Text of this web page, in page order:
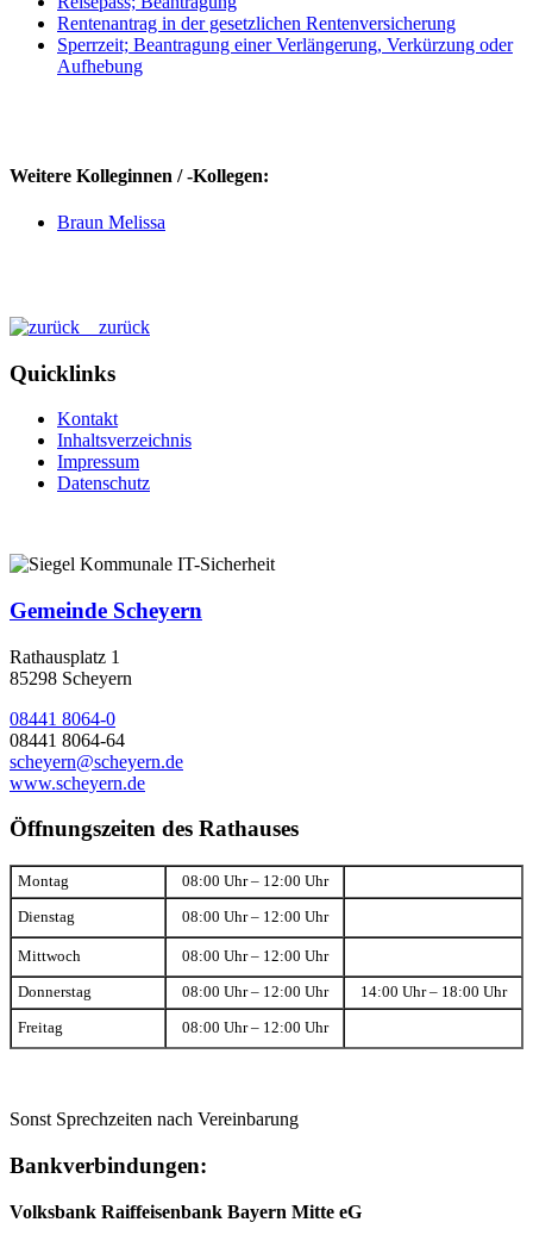
Rentenantrag in der gesetzlichen Rentenversicherung
Sperrzeit; Beantragung einer Verlängerung, Verkürzung oder
Aufhebung
Weitere Kolleginnen / -Kollegen:
Braun Melissa
zurück
Quicklinks
Kontakt
Inhaltsverzeichnis
Impressum
Datenschutz
Gemeinde Scheyern
Rathausplatz 1
85298 Scheyern
08441 8064-0
08441 8064-64
scheyern@scheyern.de
www.scheyern.de
Öffnungszeiten des Rathauses
Montag 08:00 Uhr – 12:00 Uhr
Dienstag 08:00 Uhr – 12:00 Uhr
Mittwoch 08:00 Uhr – 12:00 Uhr
Donnerstag 08:00 Uhr – 12:00 Uhr 14:00 Uhr – 18:00 Uhr
Freitag 08:00 Uhr – 12:00 Uhr
Sonst Sprechzeiten nach Vereinbarung
Bankverbindungen:
Volksbank Raiffeisenbank Bayern Mitte eG